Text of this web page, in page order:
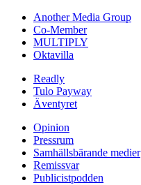
Another Media Group
Co-Member
MULTIPLY
Oktavilla
Readly
Tulo Payway
Äventyret
Opinion
Pressrum
Samhällsbärande medier
Remissvar
Publicistpodden